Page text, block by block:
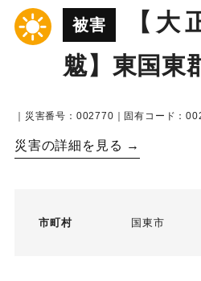
被害
【大
魃】東国東
｜災害番号：002770｜固有コード：
災害の詳細を見る →
市町村 国東市